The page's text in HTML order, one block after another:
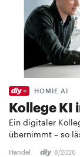
HOMIE AI
Kollege KI
Ein digitaler
übernimmt – so
Handel 8/2026